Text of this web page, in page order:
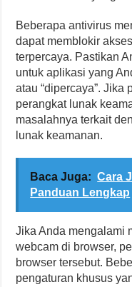
Beberapa antivirus
dapat memblokir
terpercaya. Pastikan
untuk aplikasi yang
atau “dipercaya”. Jika
perangkat lunak
masalahnya terkait
lunak keamanan.
Baca Juga: Cara
Panduan Lengkap
Jika Anda mengalami
webcam di browser,
browser tersebut.
pengaturan khusus